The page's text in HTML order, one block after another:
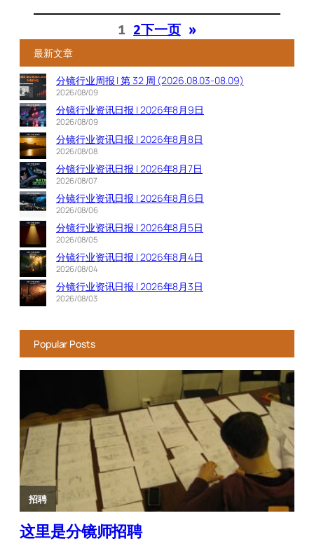
1 2下一页 »
最新文章
分镜行业周报 | 第 32 周 (2026.08.03-08.09)
2026/08/09
分镜行业资讯日报 | 2026年8月9日
2026/08/09
分镜行业资讯日报 | 2026年8月8日
2026/08/08
分镜行业资讯日报 | 2026年8月7日
2026/08/07
分镜行业资讯日报 | 2026年8月6日
2026/08/06
分镜行业资讯日报 | 2026年8月5日
2026/08/05
分镜行业资讯日报 | 2026年8月4日
2026/08/04
分镜行业资讯日报 | 2026年8月3日
2026/08/03
Popular Posts